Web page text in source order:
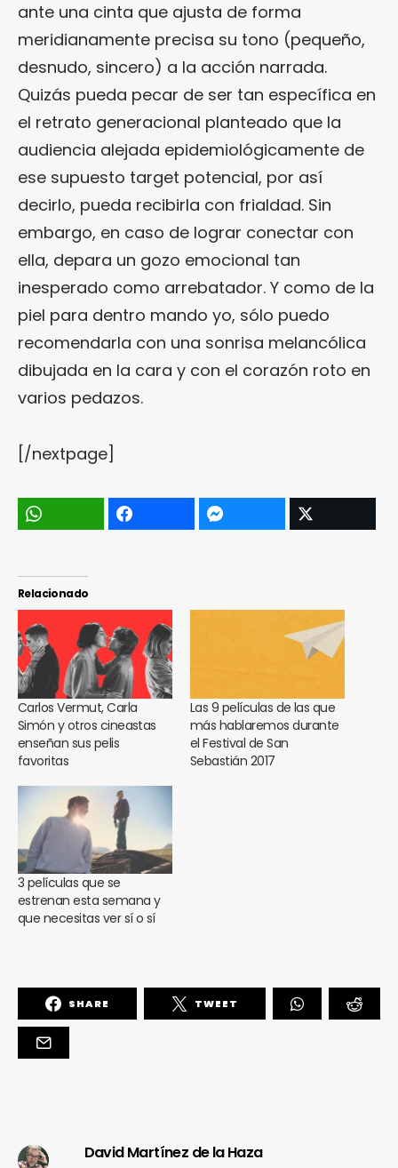
ante una cinta que ajusta de forma
meridianamente precisa su tono (pequeño,
desnudo, sincero) a la acción narrada.
Quizás pueda pecar de ser tan específica en
el retrato generacional planteado que la
audiencia alejada epidemiológicamente de
ese supuesto target potencial, por así
decirlo, pueda recibirla con frialdad. Sin
embargo, en caso de lograr conectar con
ella, depara un gozo emocional tan
inesperado como arrebatador. Y como de la
piel para dentro mando yo, sólo puedo
recomendarla con una sonrisa melancólica
dibujada en la cara y con el corazón roto en
varios pedazos.
[/nextpage]
Relacionado
Carlos Vermut, Carla
Simón y otros cineastas
enseñan sus pelis
favoritas
Las 9 películas de las que
más hablaremos durante
el Festival de San
Sebastián 2017
3 películas que se
estrenan esta semana y
que necesitas ver sí o sí
SHARE TWEET
David Martínez de la Haza